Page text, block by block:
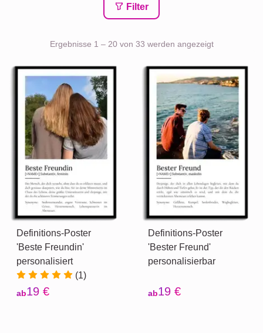
Filter
Ergebnisse 1 – 20 von 33 werden angezeigt
Definitions-Poster
'Beste Freundin'
personalisiert
(1)
ab19 €
Definitions-Poster
'Bester Freund'
personalisierbar
ab19 €